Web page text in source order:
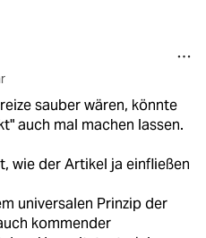
sauber wären, könnte
auch mal machen lassen.
wie der Artikel ja einfließen
universalen Prinzip der
kommender